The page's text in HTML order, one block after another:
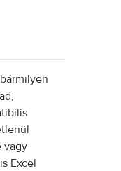
vagy
Excel